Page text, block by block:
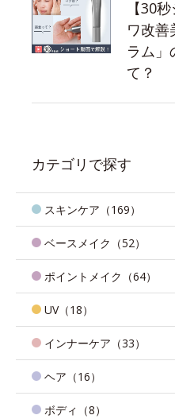
【30
ワ改善
ラム」
て？
カテゴリで探す
スキンケア（169）
ベースメイク（52）
ポイントメイク（64）
UV（18）
インナーケア（33）
ヘア（16）
ボディ（8）